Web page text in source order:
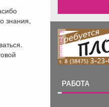
знания,
реклама
РАБОТА